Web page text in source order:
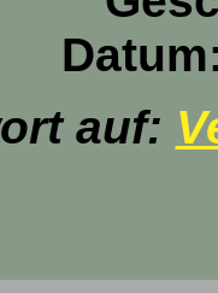
auf: